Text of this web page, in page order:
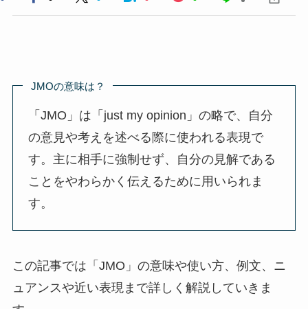
JMOの意味は？
「JMO」は「just my opinion」の略で、自分
の意見や考えを述べる際に使われる表現で
す。主に相手に強制せず、自分の見解である
ことをやわらかく伝えるために用いられま
す。
この記事では「JMO」の意味や使い方、例文、ニ
ュアンスや近い表現まで詳しく解説していきま